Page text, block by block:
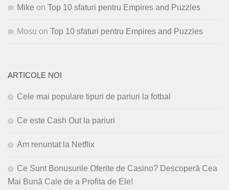
Mike on Top 10 sfaturi pentru Empires and Puzzles
Mosu on Top 10 sfaturi pentru Empires and Puzzles
ARTICOLE NOI
Cele mai populare tipuri de pariuri la fotbal
Ce este Cash Out la pariuri
Am renuntat la Netflix
Ce Sunt Bonusurile Oferite de Casino? Descoperă Cea
Mai Bună Cale de a Profita de Ele!